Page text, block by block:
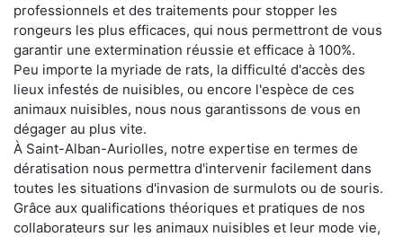
professionnels et des traitements pour stopper les
rongeurs les plus efficaces, qui nous permettront de vous
garantir une extermination réussie et efficace à 100%.
Peu importe la myriade de rats, la difficulté d'accès des
lieux infestés de nuisibles, ou encore l'espèce de ces
animaux nuisibles, nous nous garantissons de vous en
dégager au plus vite.
À Saint-Alban-Auriolles, notre expertise en termes de
dératisation nous permettra d'intervenir facilement dans
toutes les situations d'invasion de surmulots ou de souris.
Grâce aux qualifications théoriques et pratiques de nos
collaborateurs sur les animaux nuisibles et leur mode vie,